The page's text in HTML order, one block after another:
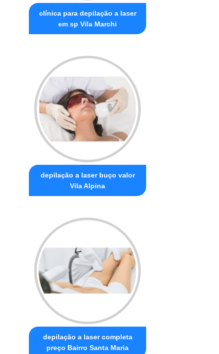
clínica para depilação a laser
em sp Vila Marchi
depilação a laser buço valor
Vila Alpina
depilação a laser completa
preço Bairro Santa Maria